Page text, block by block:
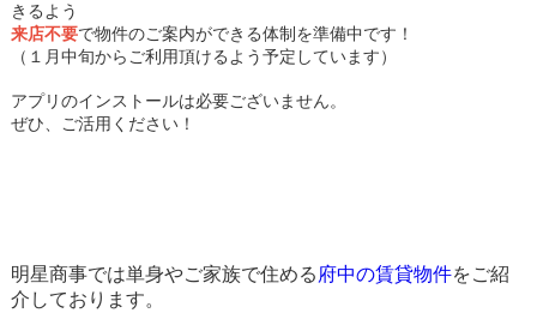
きるよう
来店不要で物件のご案内ができる体制を準備中です！
（１月中旬からご利用頂けるよう予定しています）
アプリのインストールは必要ございません。
ぜひ、ご活用ください！
明星商事では単身やご家族で住める 府中の賃貸物件をご紹
介しております。